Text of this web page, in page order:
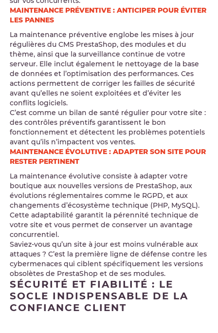
MAINTENANCE PRÉVENTIVE : ANTICIPER POUR ÉVITER
LES PANNES
La maintenance préventive englobe les mises à jour
régulières du CMS PrestaShop, des modules et du
thème, ainsi que la surveillance continue de votre
serveur. Elle inclut également le nettoyage de la base
de données et l’optimisation des performances. Ces
actions permettent de corriger les failles de sécurité
avant qu’elles ne soient exploitées et d’éviter les
conflits logiciels.
C’est comme un bilan de santé régulier pour votre site :
des contrôles préventifs garantissent le bon
fonctionnement et détectent les problèmes potentiels
avant qu’ils n’impactent vos ventes.
MAINTENANCE ÉVOLUTIVE : ADAPTER SON SITE POUR
RESTER PERTINENT
La maintenance évolutive consiste à adapter votre
boutique aux nouvelles versions de PrestaShop, aux
évolutions réglementaires comme le RGPD, et aux
changements d’écosystème technique (PHP, MySQL).
Cette adaptabilité garantit la pérennité technique de
votre site et vous permet de conserver un avantage
concurrentiel.
Saviez-vous qu’un site à jour est moins vulnérable aux
attaques ? C’est la première ligne de défense contre les
cybermenaces qui ciblent spécifiquement les versions
obsolètes de PrestaShop et de ses modules.
SÉCURITÉ ET FIABILITÉ : LE
SOCLE INDISPENSABLE DE LA
CONFIANCE CLIENT